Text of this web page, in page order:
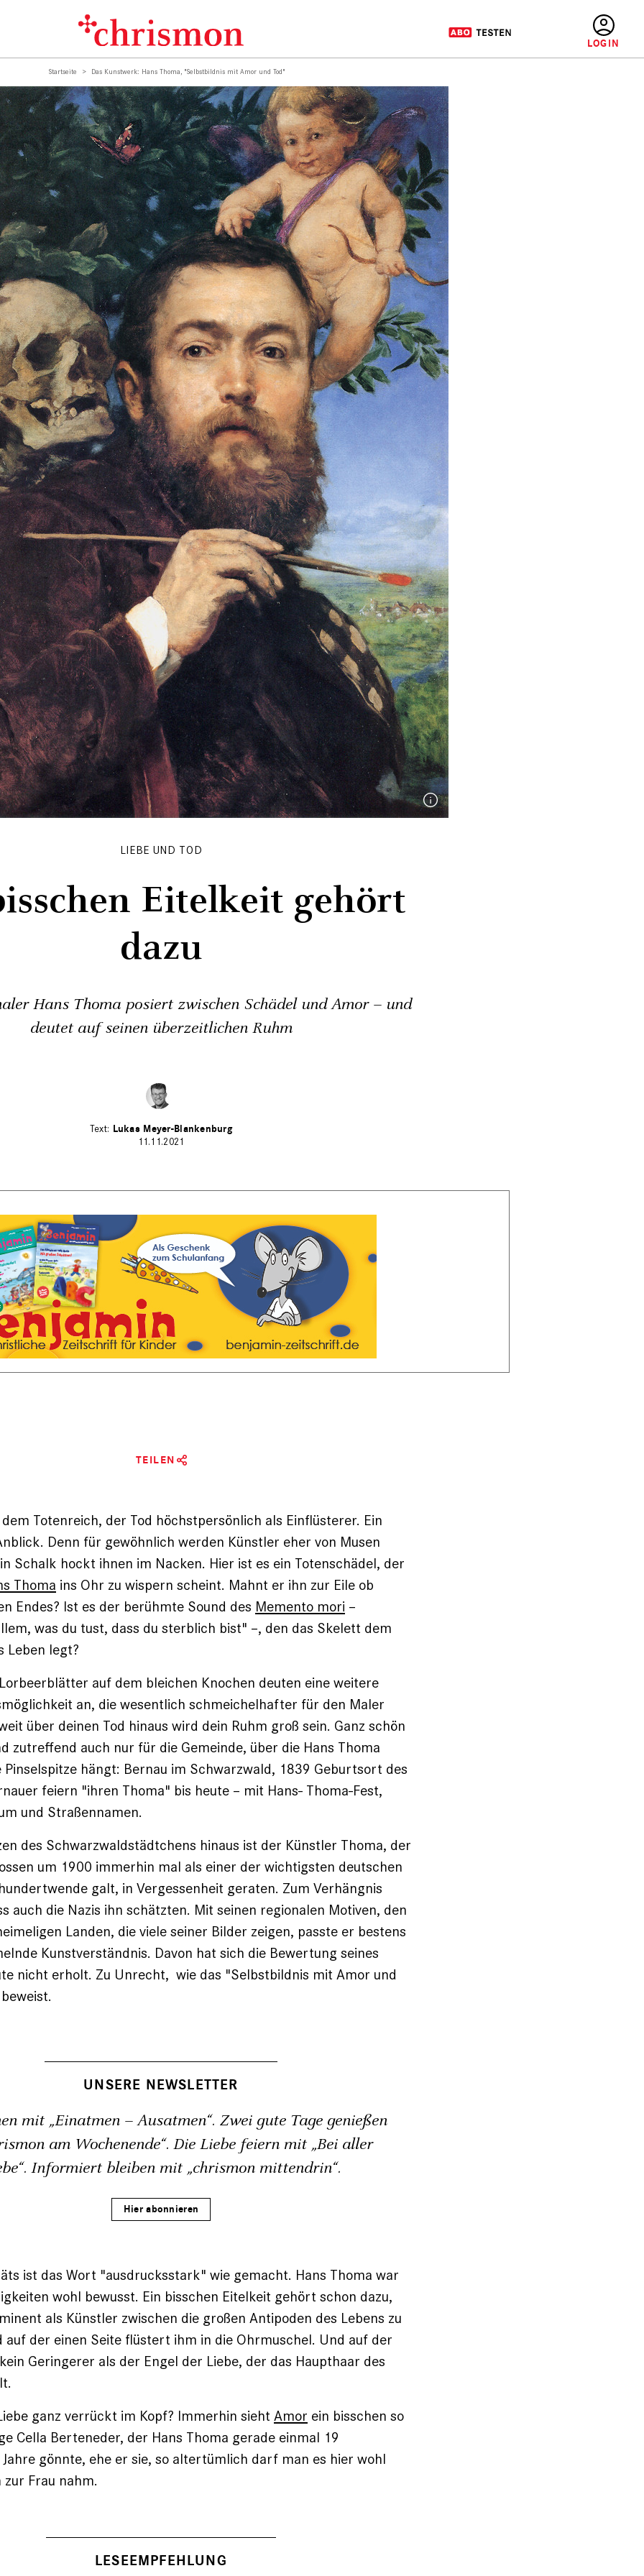
Startseite Das Kunstwerk: Hans Thoma, "Selbstbildnis mit Amor und Tod"
LIEBE UND TOD
Eitelkeit gehört
dazu
Hans Thoma posiert zwischen Schädel und Amor – und
deutet auf seinen überzeitlichen Ruhm
Lukas Meyer-Blankenburg
11.11.2021
TEILEN
Totenreich, der Tod höchstpersönlich als Einflüsterer. Ein
Denn für gewöhnlich werden Künstler eher von ­Musen
Schalk hockt ­ihnen im Nacken. Hier ist es ein Toten­schädel, der
Thoma ins Ohr zu wispern scheint. Mahnt er ihn zur Eile ob
Endes? Ist es der berühmte Sound des Memento mori –
was du tust, dass du sterblich bist" –, den das Skelett dem
Leben legt?
auf dem bleichen Knochen ­deuten eine weitere
an, die wesentlich ­schmeichelhafter für den Maler
über deinen Tod hinaus wird dein Ruhm groß sein. Ganz schön
zutreffend auch nur für die Gemeinde, über die Hans Thoma
­Pinselspitze hängt: Bernau im Schwarzwald, 1839 Geburtsort des
feiern ­"ihren Thoma" bis heute – mit Hans- Thoma-Fest,
und Straßennamen.
des Schwarzwaldstädtchens hinaus ist der Künstler Thoma, der
um 1900 immerhin mal als einer der wichtigsten ­deutschen
galt, in Vergessenheit geraten. Zum Verhängnis
auch die Nazis ihn schätzten. Mit seinen ­regionalen Motiven, den
Landen, die viele seiner Bilder zeigen, passte er ­bes­tens
Kunstverständnis. Davon hat sich die Bewertung seines
nicht erholt. Zu Unrecht, ­ wie das "Selbstbildnis mit Amor und
UNSERE NEWSLETTER
mit „Einatmen – Ausatmen“. Zwei gute Tage genießen
am Wochenende“. Die Liebe feiern mit „Bei aller
Informiert bleiben mit „chrismon mittendrin“.
Hier abonnieren
ist das Wort "ausdrucksstark" wie gemacht. Hans Thoma war
wohl bewusst. Ein bisschen Eitelkeit gehört schon dazu,
als Künstler zwischen die großen Antipoden des Lebens zu
auf der einen Seite flüstert ihm in die Ohrmuschel. ­Und auf der
Geringerer als der Engel der Liebe, der das Haupthaar des
ganz verrückt im Kopf? Immerhin sieht Amor ein bisschen so
Cella Berteneder, der Hans Thoma gerade einmal 19
gönnte, ehe er sie, so altertümlich darf man es hier wohl
Frau nahm.
LESEEMPFEHLUNG